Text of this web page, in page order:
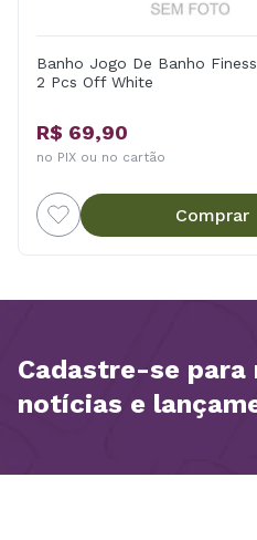
Banho Jogo De Banho
2 Pcs Off White
R$ 69,90
no PIX ou no cartão
Comprar
Cadastre-se para
notícias e